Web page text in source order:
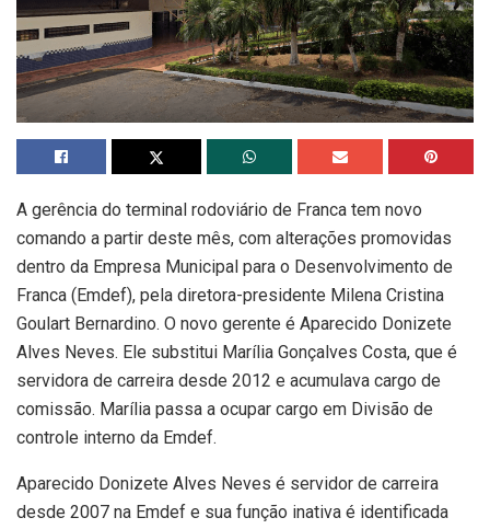
A gerência do terminal rodoviário de Franca tem novo
comando a partir deste mês, com alterações promovidas
dentro da Empresa Municipal para o Desenvolvimento de
Franca (Emdef), pela diretora-presidente Milena Cristina
Goulart Bernardino. O novo gerente é Aparecido Donizete
Alves Neves. Ele substitui Marília Gonçalves Costa, que é
servidora de carreira desde 2012 e acumulava cargo de
comissão. Marília passa a ocupar cargo em Divisão de
controle interno da Emdef.
Aparecido Donizete Alves Neves é servidor de carreira
desde 2007 na Emdef e sua função inativa é identificada